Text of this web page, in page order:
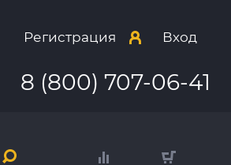
Регистрация Вход
8 (800) 707-06-41